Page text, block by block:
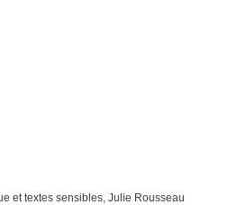
et textes sensibles, Julie Rousseau